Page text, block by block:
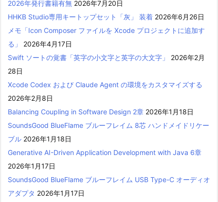
2026年発行書籍有無 2026年7月20日
HHKB Studio専用キートップセット「灰」 装着 2026年6月26日
メモ「Icon Composer ファイルを Xcode プロジェクトに追加す
る」
2026年4月17日
Swift ソートの覚書「英字の小文字と英字の大文字」
2026年2月
28日
Xcode Codex および Claude Agent の環境をカスタマイズする
2026年2月8日
Balancing Coupling in Software Design 2章 2026年1月18日
SoundsGood BlueFlame ブルーフレイム 8芯 ハンドメイドリケー
ブル 2026年1月18日
Generative AI-Driven Application Development with Java 6章
2026年1月17日
SoundsGood BlueFlame ブルーフレイム USB Type-C オーディオ
アダプタ 2026年1月17日